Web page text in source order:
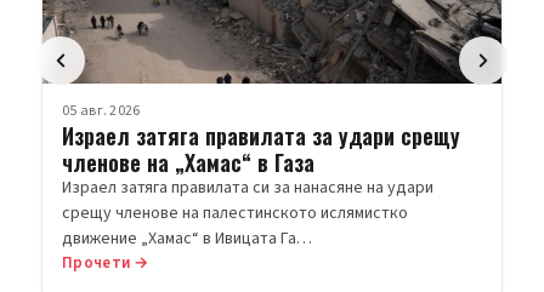
05 авг. 2026
Израел затяга правилата за удари срещу
членове на „Хамас“ в Газа
Израел затяга правилата си за нанасяне на удари
срещу членове на палестинското ислямистко
движение „Хамас“ в Ивицата Га…
Прочети →